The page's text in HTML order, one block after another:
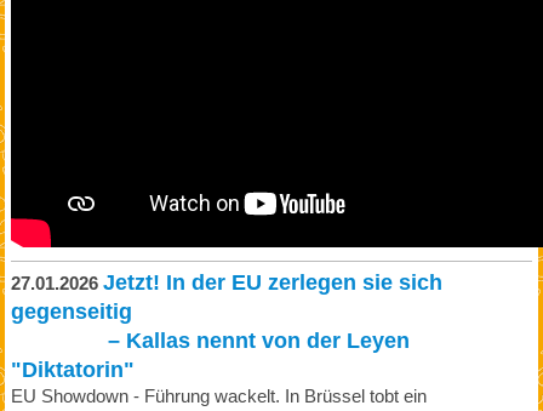
27.01.2026 Jetzt! In der EU zerlegen sie sich
gegenseitig
– Kallas nennt von der Leyen
"Diktatorin"
EU Showdown - Führung wackelt. In Brüssel tobt ein